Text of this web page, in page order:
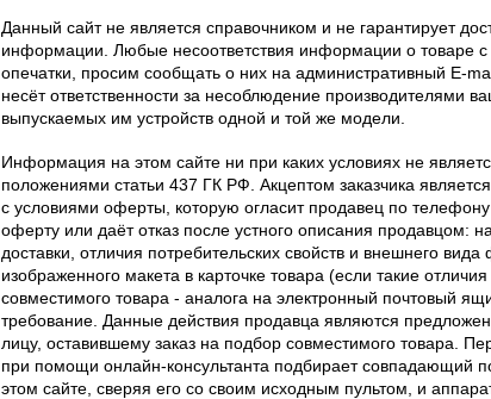
Данный сайт не является справочником и не гарантирует
информации. Любые несоответствия информации о товаре с
опечатки, просим сообщать о них на административный E-
несёт ответственности за несоблюдение производителями
выпускаемых им устройств одной и той же модели.
Информация на этом сайте ни при каких условиях не
положениями статьи 437 ГК РФ. Акцептом заказчика
с условиями оферты, которую огласит продавец по
оферту или даёт отказ после устного описания продавцом:
доставки, отличия потребительских свойств и внешнего
изображенного макета в карточке товара (если такие
совместимого товара - аналога на электронный почтовый
требование. Данные действия продавца являются
лицу, оставившему заказ на подбор совместимого товара.
при помощи онлайн-консультанта подбирает совпадающий
этом сайте, сверяя его со своим исходным пультом, и